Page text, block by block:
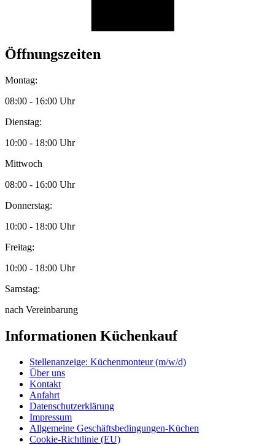
Öffnungszeiten
Montag:
08:00 - 16:00 Uhr
Dienstag:
10:00 - 18:00 Uhr
Mittwoch
08:00 - 16:00 Uhr
Donnerstag:
10:00 - 18:00 Uhr
Freitag:
10:00 - 18:00 Uhr
Samstag:
nach Vereinbarung
Informationen Küchenkauf
Stellenanzeige: Küchenmonteur (m/w/d)
Über uns
Kontakt
Anfahrt
Datenschutzerklärung
Impressum
Allgemeine Geschäftsbedingungen-Küchen
Cookie-Richtlinie (EU)